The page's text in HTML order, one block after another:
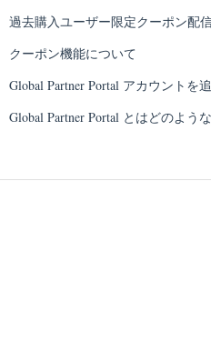
過去購入ユーザー限定クーポン配
クーポン機能について
Global Partner Portal アカウントを
Global Partner Portal とはどのよう